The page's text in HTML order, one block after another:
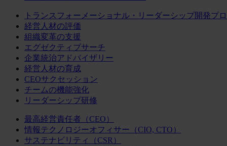
トランスフォーメーショナル・リーダーシップ開発プ
経営人材の評価
組織変革の支援
エグゼクティブサーチ
企業統治アドバイザリー
経営人材の育成
CEOサクセッション
チームの機能強化
リーダーシップ研修
最高経営責任者（CEO）
情報テクノロジーオフィサー（CIO, CTO）
サステナビリティ（CSR）